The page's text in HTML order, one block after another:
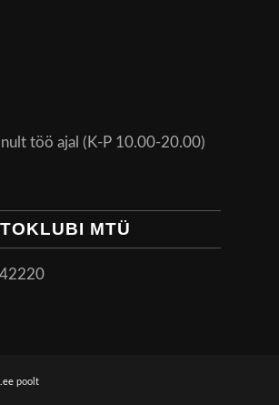
töö ajal (K-P 10.00-20.00)
MTÜ
poolt